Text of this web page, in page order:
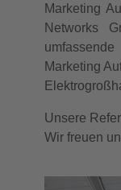
Marketing
Networks
Marketing
Unsere
Wir freuen